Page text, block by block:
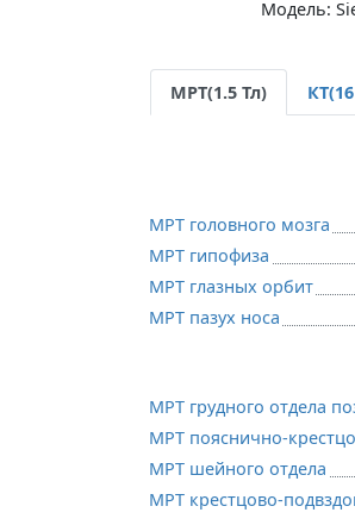
Модель:
МРТ(1.5 Тл)
МРТ головного мозга
МРТ гипофиза
МРТ глазных орбит
МРТ пазух носа
МРТ грудного отдела
МРТ пояснично-
МРТ шейного отдела
МРТ крестцово-